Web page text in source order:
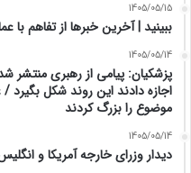
1405/05/15
ببینید | آخرین خبرها از تفاهم با
1405/05/14
پزشکیان: پیامی از رهبری منتشر
اجازه دادند این روند شکل بگیرد /
موضوع را بزرگ کردند
1405/05/14
دیدار وزرای خارجه آمریکا و